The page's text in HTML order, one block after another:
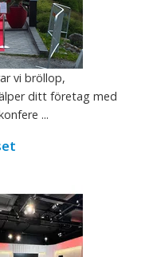
vi bröllop,
ditt företag med
...